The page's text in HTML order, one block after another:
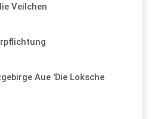
Veilchen
Aue 'Die Loksche